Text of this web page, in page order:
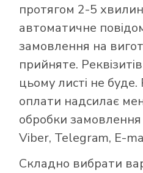
протягом 2-5
автоматичне
замовлення на
прийняте.
цьому листі не буде.
оплати надсилає
обробки
Viber, Telegram, E-
Складно вибрати